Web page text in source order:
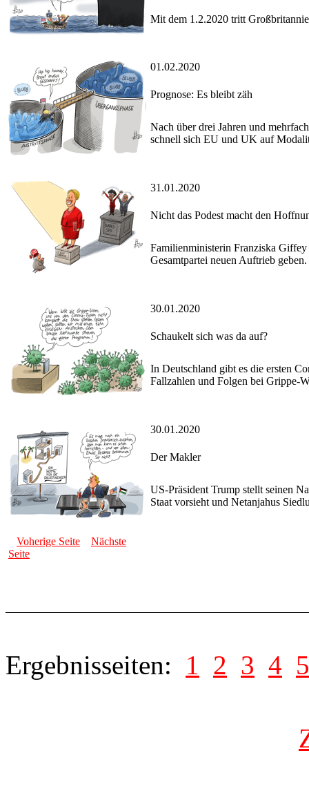
Mit dem 1.2.2020 tritt
01.02.2020
Prognose: Es bleibt zäh
Nach über drei Jahren und
schnell sich EU und UK auf
31.01.2020
Nicht das Podest macht den
Familienministerin Franziska
Gesamtpartei neuen Auftrieb geben.
30.01.2020
Schaukelt sich was da auf?
In Deutschland gibt es die ersten
Fallzahlen und Folgen bei Grippe-
30.01.2020
Der Makler
US-Präsident Trump stellt seinen
Staat vorsieht und Netanjahus
Voherige Seite
Nächste
Seite
Ergebnisseiten: 1 2 3 4 5